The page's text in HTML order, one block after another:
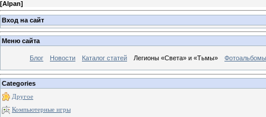
[Alpan]
Вход на сайт
Меню сайта
Блог Новости Каталог статей Легионы «Света» и «Тьмы» Фотоальбомы
Categories
Другое
Компьютерные игры